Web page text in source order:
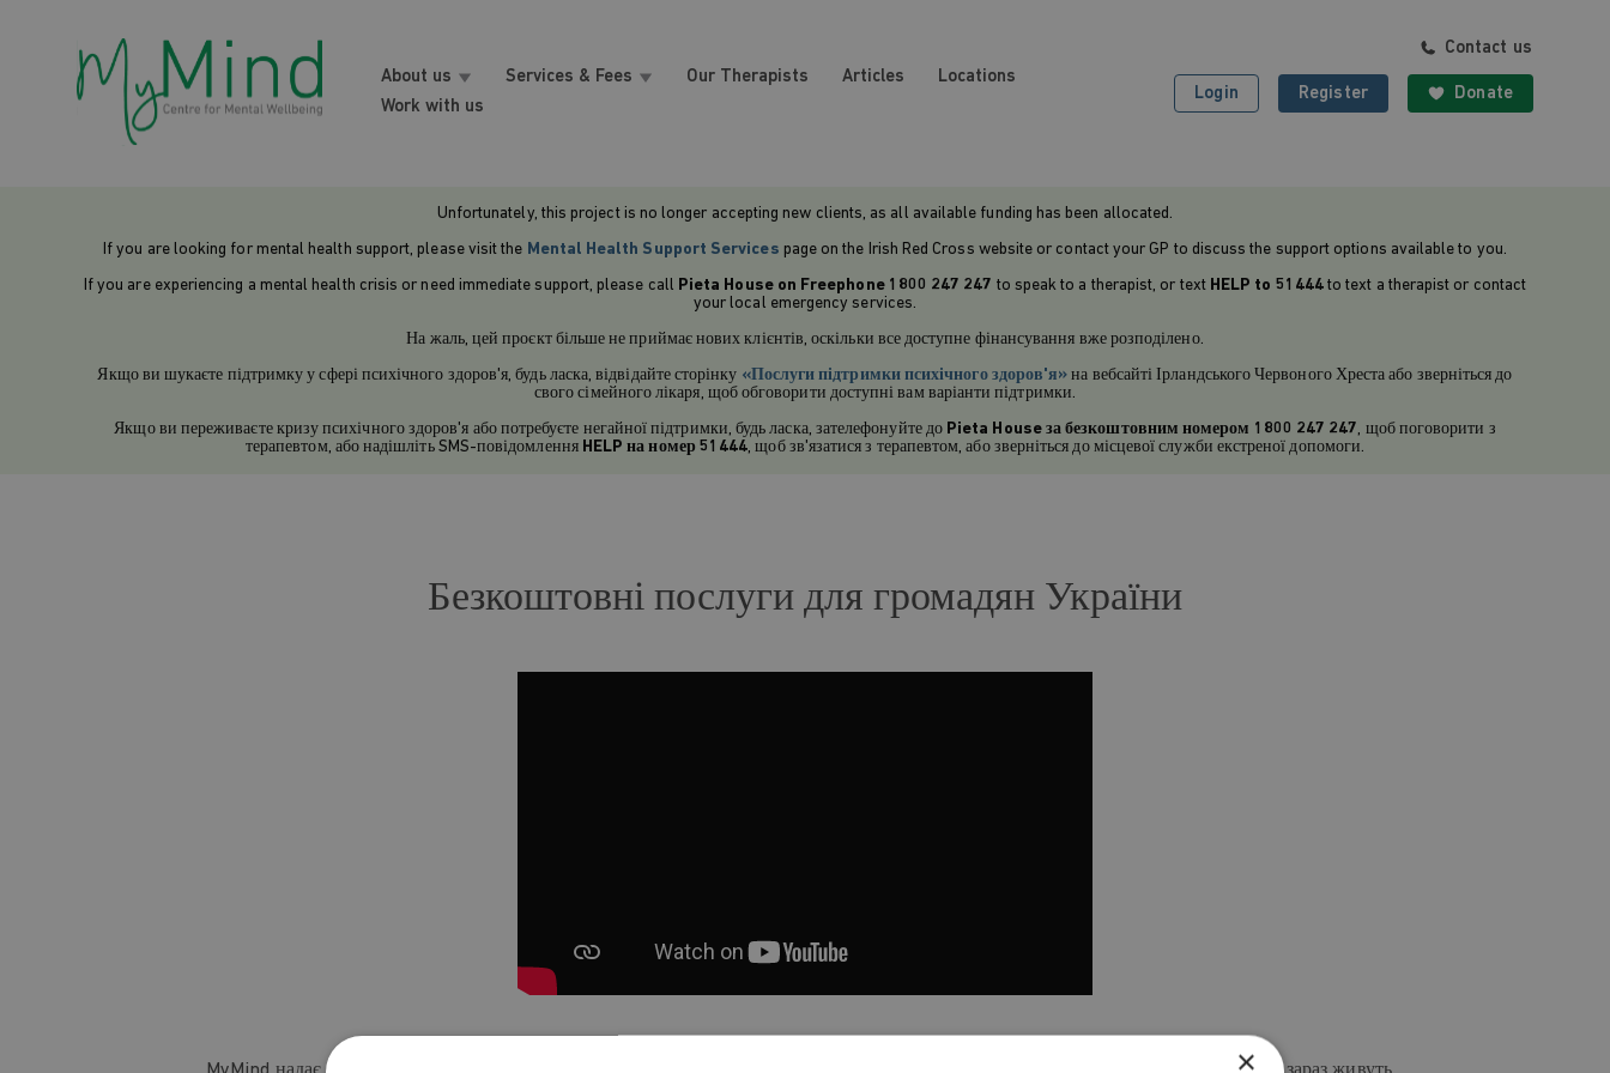
About us Services & Fees Our Therapists Articles
Locations
Work with us
Contact us
Login Register Donate
Unfortunately, this project is no longer accepting new clients, as all available funding has been allocated.
If you are looking for mental health support, please visit the Mental Health Support Services page on the Irish Red Cross website or contact your GP to discuss the support options available to you.
If you are experiencing a mental health crisis or need immediate support, please call Pieta House on Freephone 1800 247 247 to speak to a therapist, or text HELP to 51444to text a therapist or contact
your local emergency services.
На жаль, цей проєкт більше не приймає нових клієнтів, оскільки все доступне фінансування вже розподілено.
Якщо ви шукаєте підтримку у сфері психічного здоров'я, будь ласка, відвідайте сторінку «Послуги підтримки психічного здоров'я» на вебсайті Ірландського Червоного Хреста або зверніться до
свого сімейного лікаря, щоб обговорити доступні вам варіанти підтримки.
Якщо ви переживаєте кризу психічного здоров'я або потребуєте негайної підтримки, будь ласка, зателефонуйте до Pieta House за безкоштовним номером 1800 247 247, щоб поговорити з
терапевтом, або надішліть SMS-повідомлення HELP на номер 51444, щоб зв'язатися з терапевтом, або зверніться до місцевої служби екстреної допомоги.
Безкоштовні послуги для громадян України
×